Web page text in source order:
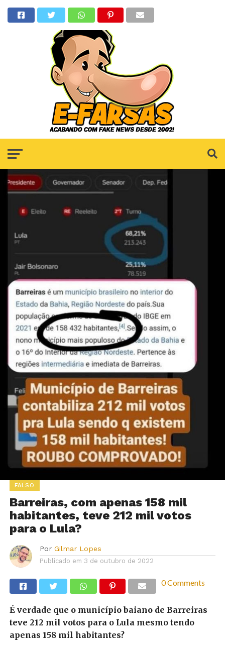
FALSO
Barreiras, com apenas 158 mil
habitantes, teve 212 mil votos
para o Lula?
Por Gilmar Lopes
Publicado em 3 de outubro de 2022
0 Comments
É verdade que o município baiano de Barreiras
teve 212 mil votos para o Lula mesmo tendo
apenas 158 mil habitantes?